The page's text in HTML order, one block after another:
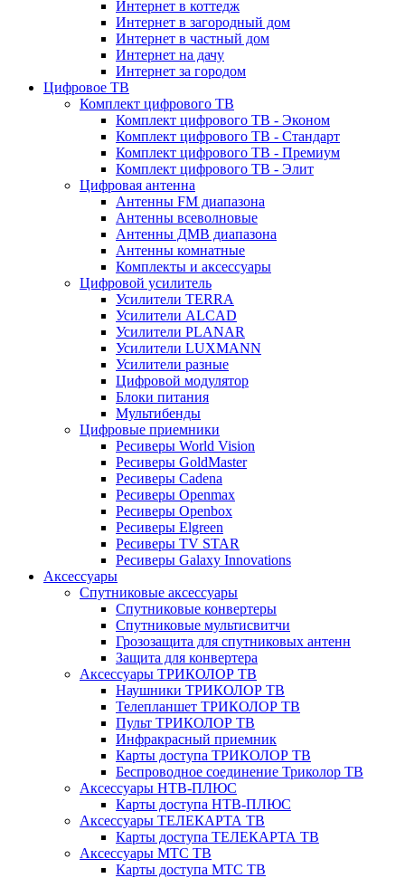
Интернет в коттедж
Интернет в загородный дом
Интернет в частный дом
Интернет на дачу
Интернет за городом
Цифровое ТВ
Комплект цифрового ТВ
Комплект цифрового ТВ - Эконом
Комплект цифрового ТВ - Стандарт
Комплект цифрового ТВ - Премиум
Комплект цифрового ТВ - Элит
Цифровая антенна
Антенны FM диапазона
Антенны всеволновые
Антенны ДМВ диапазона
Антенны комнатные
Комплекты и аксессуары
Цифровой усилитель
Усилители TERRA
Усилители ALCAD
Усилители PLANAR
Усилители LUXMANN
Усилители разные
Цифровой модулятор
Блоки питания
Мультибенды
Цифровые приемники
Ресиверы World Vision
Ресиверы GoldMaster
Ресиверы Cadena
Ресиверы Openmax
Ресиверы Openbox
Ресиверы Elgreen
Ресиверы TV STAR
Ресиверы Galaxy Innovations
Аксессуары
Спутниковые аксессуары
Спутниковые конвертеры
Спутниковые мультисвитчи
Грозозащита для спутниковых антенн
Защита для конвертера
Аксессуары ТРИКОЛОР ТВ
Наушники ТРИКОЛОР ТВ
Телепланшет ТРИКОЛОР ТВ
Пульт ТРИКОЛОР ТВ
Инфракрасный приемник
Карты доступа ТРИКОЛОР ТВ
Беспроводное соединение Триколор ТВ
Аксессуары НТВ-ПЛЮС
Карты доступа НТВ-ПЛЮС
Аксессуары ТЕЛЕКАРТА ТВ
Карты доступа ТЕЛЕКАРТА ТВ
Аксессуары МТС ТВ
Карты доступа МТС ТВ